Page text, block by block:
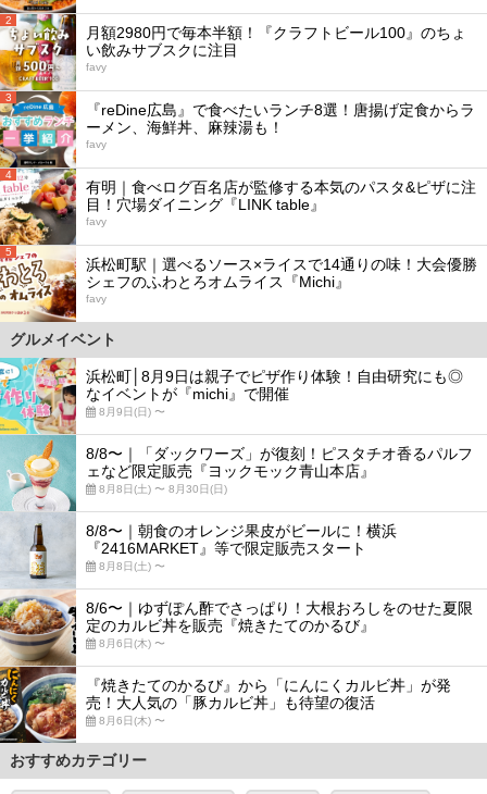
2
月額2980円で毎本半額！『クラフトビール100』のちょ
い飲みサブスクに注目
favy
3
『reDine広島』で食べたいランチ8選！唐揚げ定食からラ
ーメン、海鮮丼、麻辣湯も！
favy
4
有明｜食べログ百名店が監修する本気のパスタ&ピザに注
目！穴場ダイニング『LINK table』
favy
5
浜松町駅｜選べるソース×ライスで14通りの味！大会優勝
シェフのふわとろオムライス『Michi』
favy
グルメイベント
浜松町│8月9日は親子でピザ作り体験！自由研究にも◎
なイベントが『michi』で開催
8月9日(日) 〜
8/8〜｜「ダックワーズ」が復刻！ピスタチオ香るパルフ
ェなど限定販売『ヨックモック青山本店』
8月8日(土) 〜 8月30日(日)
8/8〜｜朝食のオレンジ果皮がビールに！横浜
『2416MARKET』等で限定販売スタート
8月8日(土) 〜
8/6〜｜ゆずぽん酢でさっぱり！大根おろしをのせた夏限
定のカルビ丼を販売『焼きたてのかるび』
8月6日(木) 〜
『焼きたてのかるび』から「にんにくカルビ丼」が発
売！大人気の「豚カルビ丼」も待望の復活
8月6日(木) 〜
おすすめカテゴリー